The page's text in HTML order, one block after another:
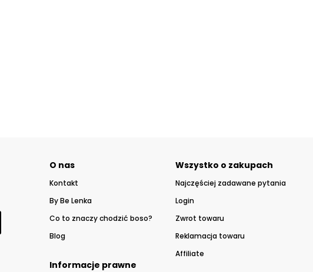
O nas
Kontakt
By Be Lenka
Co to znaczy chodzić boso?
Blog
Wszystko o zakupach
Najczęściej zadawane pytania
Login
Zwrot towaru
Reklamacja towaru
Affiliate
Informacje prawne